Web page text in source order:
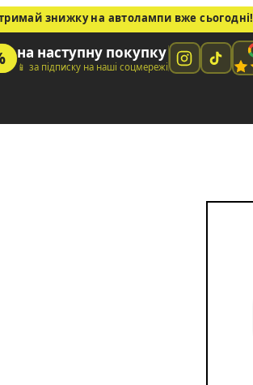
знижку на автолампи вже сьогодні!
на наступну покупку
📱 за підписку на наші соцмережі